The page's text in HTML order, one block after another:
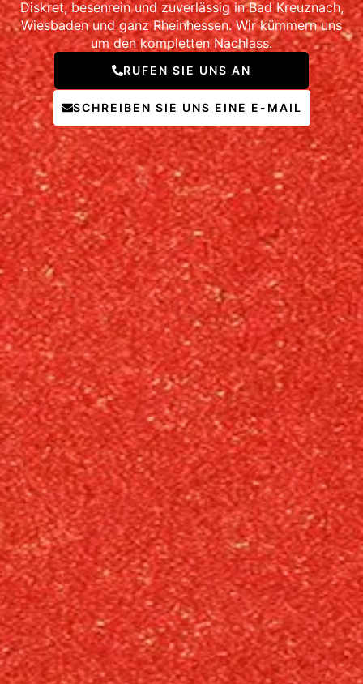
Diskret, besenrein und zuverlässig in Bad Kreuznach,
Wiesbaden und ganz Rheinhessen. Wir kümmern uns
um den kompletten Nachlass.
RUFEN SIE UNS AN
SCHREIBEN SIE UNS EINE E-MAIL